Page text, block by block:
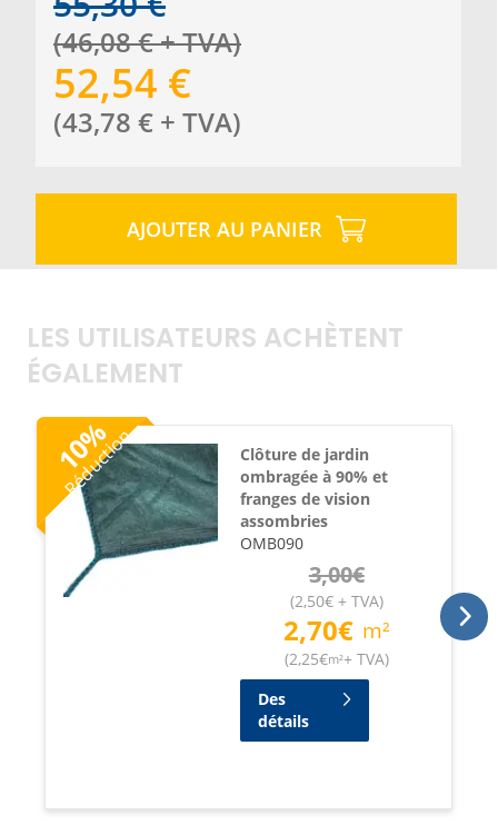
(46,08€+ TVA)
52,54 €
(43,78 € + TVA)
AJOUTER AU PANIER
LES UTILISATEURS ACHÈTENT
ÉGALEMENT
10
%
Réduction
Clôture de jardin
ombragée à 90% et
franges de vision
assombries
OMB090
3,00€
(2,50€+ TVA)
2,70€ m²
(2,25€m²+ TVA)
Des
détails